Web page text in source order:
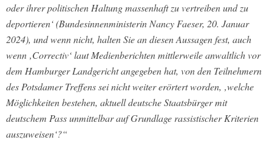
oder ihrer politischen Haltung massenhaft zu vertreiben und zu
deportieren‘ (Bundesinnenministerin Nancy Faeser, 20. Januar
2024), und wenn nicht, halten Sie an diesen Aussagen fest, auch
wenn ‚Correctiv‘ laut Medienberichten mittlerweile anwaltlich vor
dem Hamburger Landgericht angegeben hat, von den Teilnehmern
des Potsdamer Treffens sei nicht weiter erörtert worden, ‚welche
Möglichkeiten bestehen, aktuell deutsche Staatsbürger mit
deutschem Pass unmittelbar auf Grundlage rassistischer Kriterien
auszuweisen‘?“